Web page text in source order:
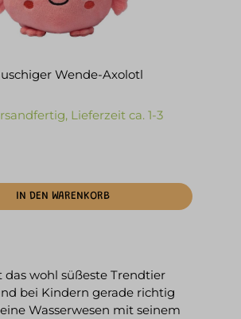
Wende-Axolotl
Lieferzeit ca. 1-3
IN DEN WARENKORB
das wohl süßeste Trendtier
bei Kindern gerade richtig
Wasserwesen mit seinem